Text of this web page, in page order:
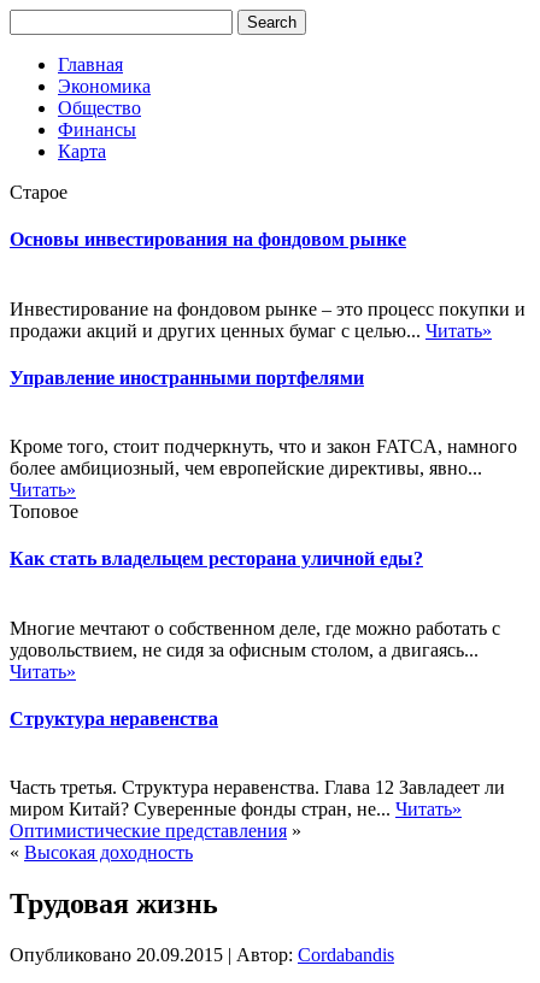
Главная
Экономика
Общество
Финансы
Карта
Старое
Основы инвестирования на фондовом рынке
Инвестирование на фондовом рынке – это процесс покупки и
продажи акций и других ценных бумаг с целью... Читать»
Управление иностранными портфелями
Кроме того, стоит подчеркнуть, что и закон FATCA, намного
более амбициозный, чем европейские директивы, явно...
Читать»
Топовое
Как стать владельцем ресторана уличной еды?
Многие мечтают о собственном деле, где можно работать с
удовольствием, не сидя за офисным столом, а двигаясь...
Читать»
Структура неравенства
Часть третья. Структура неравенства. Глава 12 Завладеет ли
миром Китай? Суверенные фонды стран, не... Читать»
Оптимистические представления »
« Высокая доходность
Трудовая жизнь
Опубликовано 20.09.2015 | Автор: Cordabandis